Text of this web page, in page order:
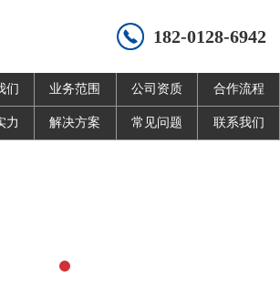
182-0128-6942
们 业务范围 公司资质 合作流程
力 解决方案 常见问题 联系我们